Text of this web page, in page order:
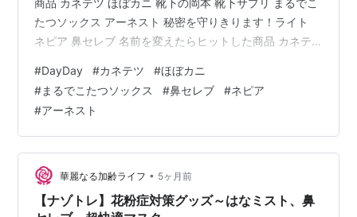
商品 カネテツ ほぼカニ 靴下の岡本 靴下サプリ まるでこ
たつソックス アーネスト 秘密を守りきります！ライト
ネピア 鼻セレブ 名前を変えたらヒットした商品 カネテ
名称に変更したところ売り上げが約5倍に増加。まるで本
物のカニ足のようにほぐれやすく ジューシーな本格派の
カニ風味かまぼこ。お求めやすい価格でカニの風味をお
楽しみ頂けます。 ほぼカニ1kg 業務用 カネテツデリカフ
ーズ カニカマ 魚肉 かに カニ かまぼこ かにかま …
#DayDay #カネテツ #ほぼカニ
#まるでこたつソックス #鼻セレブ #ネピア
#アーネスト
華麗なる加齢ライフ • 5ヶ月前
【ナゾトレ】花粉症対策グッズ～はなミスト、鼻